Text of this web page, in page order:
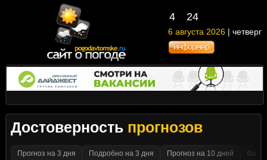
4 24
6 августа 2026 | четверг
Достоверность прогнозов
Прогноз на 3 дня Подробно на 3 дня Прогноз на 10 дней